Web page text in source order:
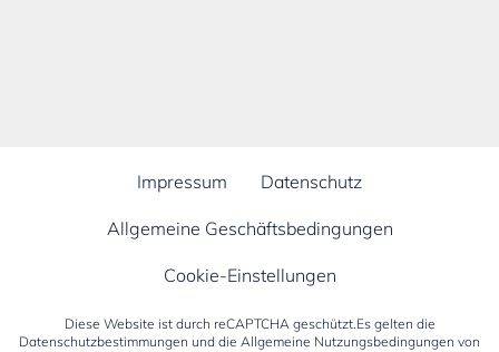
Impressum Datenschutz
Allgemeine Geschäftsbedingungen
Cookie-Einstellungen
Diese Website ist durch reCAPTCHA geschützt.Es gelten die
Datenschutzbestimmungen und die Allgemeine Nutzungsbedingungen von